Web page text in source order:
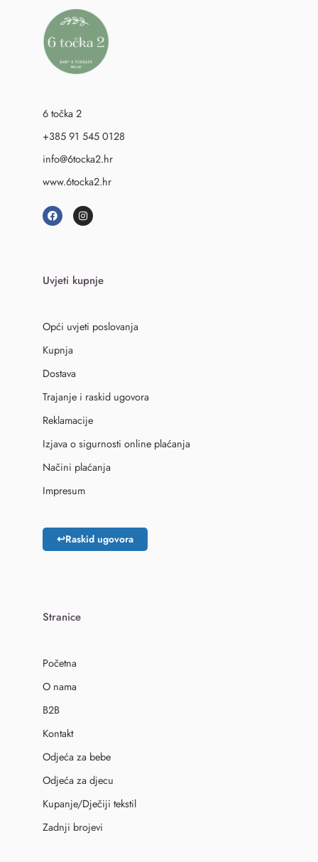
6 točka 2
+385 91 545 0128
info@6tocka2.hr
www.6tocka2.hr
Uvjeti kupnje
Opći uvjeti poslovanja
Kupnja
Dostava
Trajanje i raskid ugovora
Reklamacije
Izjava o sigurnosti online plaćanja
Načini plaćanja
Impresum
↩Raskid ugovora
Stranice
Početna
O nama
B2B
Kontakt
Odjeća za bebe
Odjeća za djecu
Kupanje/Dječiji tekstil
Zadnji brojevi